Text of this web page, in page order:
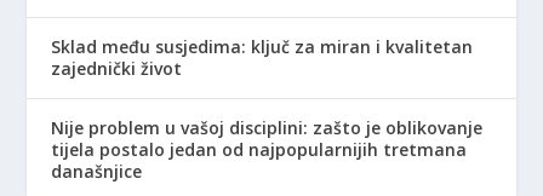
Sklad među susjedima: ključ za miran i kvalitetan
zajednički život
Nije problem u vašoj disciplini: zašto je oblikovanje
tijela postalo jedan od najpopularnijih tretmana
današnjice